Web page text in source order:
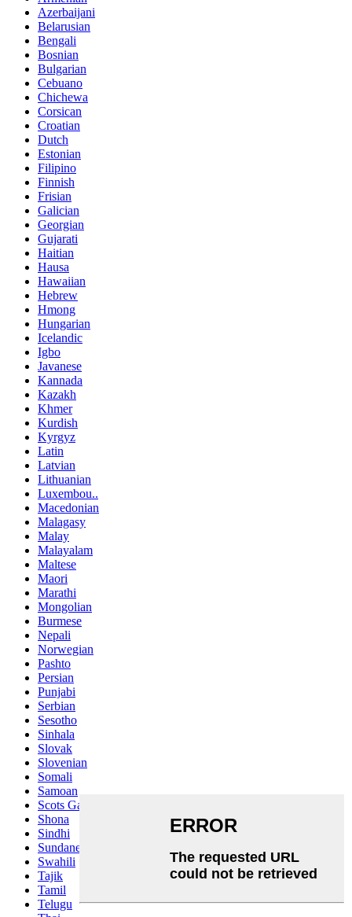
Azerbaijani
Belarusian
Bengali
Bosnian
Bulgarian
Cebuano
Chichewa
Corsican
Croatian
Dutch
Estonian
Filipino
Finnish
Frisian
Galician
Georgian
Gujarati
Haitian
Hausa
Hawaiian
Hebrew
Hmong
Hungarian
Icelandic
Igbo
Javanese
Kannada
Kazakh
Khmer
Kurdish
Kyrgyz
Latin
Latvian
Lithuanian
Luxembou..
Macedonian
Malagasy
Malay
Malayalam
Maltese
Maori
Marathi
Mongolian
Burmese
Nepali
Norwegian
Pashto
Persian
Punjabi
Serbian
Sesotho
Sinhala
Slovak
Slovenian
Somali
Samoan
Scots Gaelic
Shona
Sindhi
Sundanese
Swahili
Tajik
Tamil
Telugu